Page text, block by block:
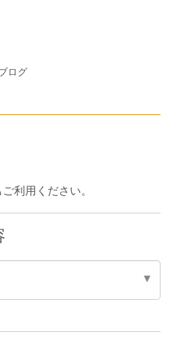
ログ
ご利用ください。